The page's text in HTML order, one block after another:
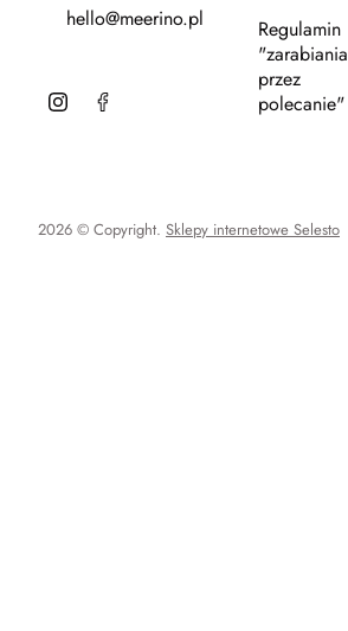
hello@meerino.pl
Regulamin
"zarabiania
przez
polecanie"
2026 © Copyright. Sklepy internetowe Selesto